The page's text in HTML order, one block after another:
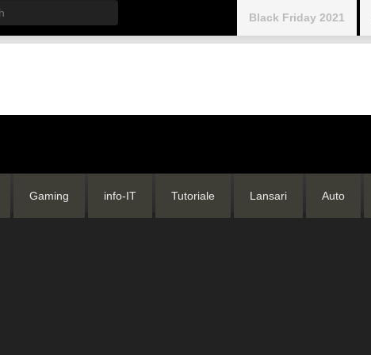
Black Friday 2021
Gaming info-IT Tutoriale Lansari Auto